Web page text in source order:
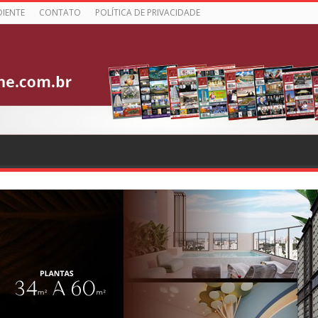
CONTATO POLÍTICA DE PRIVACIDADE